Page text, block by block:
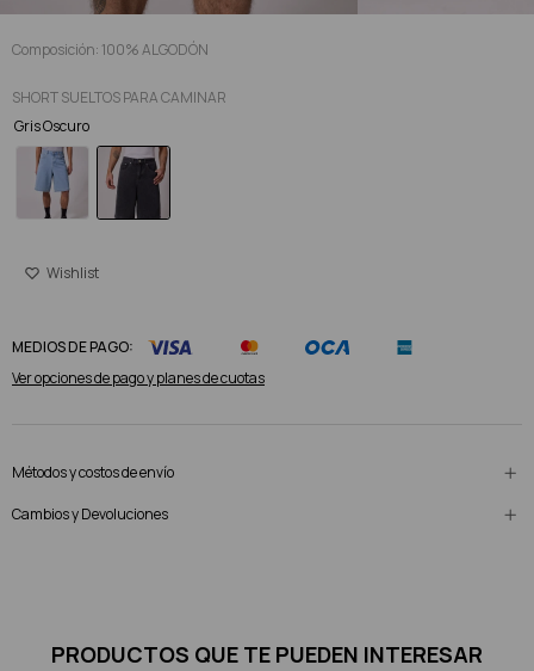
Composición: 100% ALGODÓN
SHORT SUELTOS PARA CAMINAR
Gris Oscuro
MEDIOS DE PAGO:
Ver opciones de pago y planes de cuotas
Métodos y costos de envío
Cambios y Devoluciones
PRODUCTOS QUE TE PUEDEN INTERESAR